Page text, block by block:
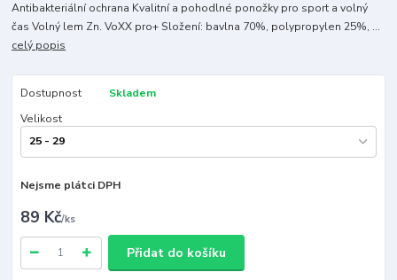
Antibakteriální ochrana Kvalitní a pohodlné ponožky pro sport a volný
čas Volný lem Zn. VoXX pro+ Složení: bavlna 70%, polypropylen 25%, ...
celý popis
Dostupnost
Skladem
Velikost
Nejsme plátci DPH
89 Kč/ks
Přidat do košíku